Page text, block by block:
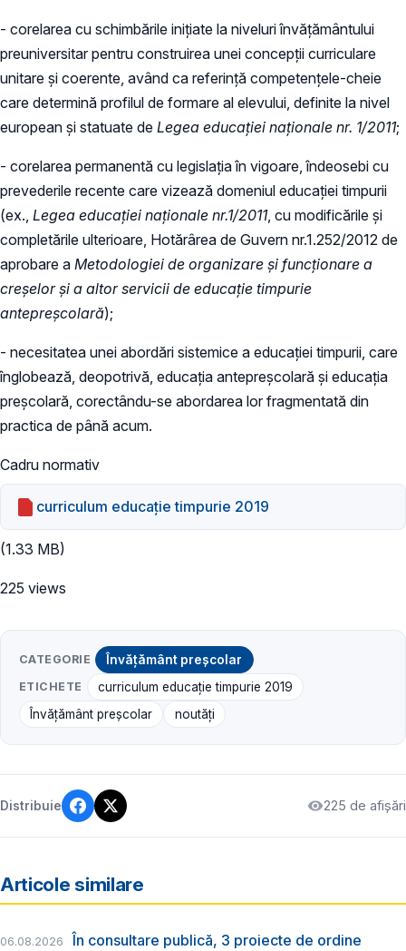
- corelarea cu schimbările inițiate la niveluri învățământului
preuniversitar pentru construirea unei concepţii curriculare
unitare şi coerente, având ca referinţă competenţele-cheie
care determină profilul de formare al elevului, definite la nivel
european şi statuate de Legea educaţiei naţionale nr. 1/2011;
- corelarea permanentă cu legislaţia în vigoare, îndeosebi cu
prevederile recente care vizează domeniul educaţiei timpurii
(ex., Legea educației naționale nr.1/2011, cu modificările și
completările ulterioare, Hotărârea de Guvern nr.1.252/2012 de
aprobare a Metodologiei de organizare și funcționare a
creșelor și a altor servicii de educație timpurie
antepreșcolară);
- necesitatea unei abordări sistemice a educaţiei timpurii, care
înglobează, deopotrivă, educaţia antepreşcolară şi educaţia
preşcolară, corectându-se abordarea lor fragmentată din
practica de până acum.
Cadru normativ
curriculum educație timpurie 2019
(1.33 MB)
225 views
CATEGORIE Învățământ preșcolar
ETICHETE
curriculum educație timpurie 2019
Învățământ preșcolar
noutăți
Distribuie 225 de afișări
Articole similare
06.08.2026
În consultare publică, 3 proiecte de ordine